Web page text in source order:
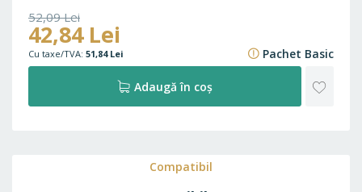
52,09 Lei
63,03 Lei
42,84 Lei
51,84 Lei Pachet Basic
Adaugă în coș
Compatibil